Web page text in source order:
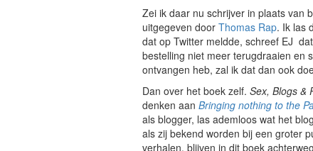
Zei ik daar nu schrijver in plaats van
uitgegeven door Thomas Rap. Ik las
dat op Twitter meldde, schreef EJ
bestelling niet meer terugdraaien en
ontvangen heb, zal ik dat dan ook
Dan over het boek zelf. Sex, Blogs &
denken aan Bringing nothing to the
als blogger, las ademloos wat het
als zij bekend worden bij een groter
verhalen, blijven in dit boek